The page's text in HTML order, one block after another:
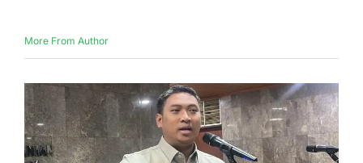
More From Author